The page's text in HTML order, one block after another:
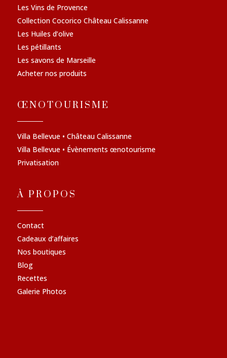
Les Vins de Provence
Collection Cocorico Château Calissanne
Les Huiles d’olive
Les pétillants
Les savons de Marseille
Acheter nos produits
ŒNOTOURISME
Villa Bellevue • Château Calissanne
Villa Bellevue • Évènements œnotourisme
Privatisation
À PROPOS
Contact
Cadeaux d’affaires
Nos boutiques
Blog
Recettes
Galerie Photos